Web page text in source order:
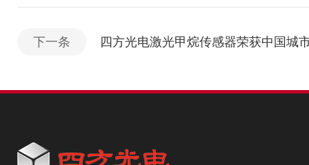
下一条 四方光电激光甲烷传感器荣获中国城